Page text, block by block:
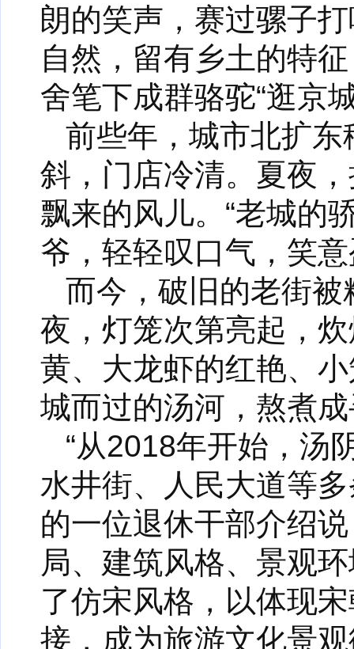
朗的笑声，赛过骡子
自然，留有乡土的特
舍笔下成群骆驼“逛京
前些年，城市北扩
斜，门店冷清。夏夜
飘来的风儿。“老城的
爷，轻轻叹口气，笑
而今，破旧的老街
夜，灯笼次第亮起，
黄、大龙虾的红艳、
城而过的汤河，熬煮
“从2018年开始，汤
水井街、人民大道等
的一位退休干部介绍
局、建筑风格、景观
了仿宋风格，以体现
接，成为旅游文化景观